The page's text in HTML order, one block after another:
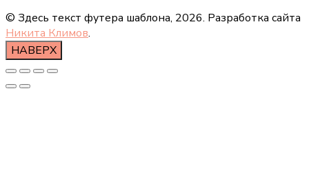
© Здесь текст футера шаблона, 2026. Разработка сайта
Никита Климов.
НАВЕРХ